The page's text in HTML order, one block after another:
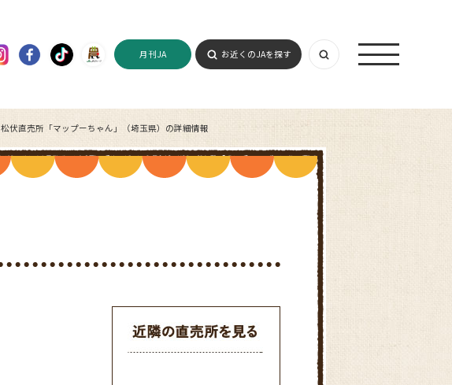
月刊JA お近くのJAを探す
松伏直売所「マップーちゃん」（埼玉県）の詳細情報